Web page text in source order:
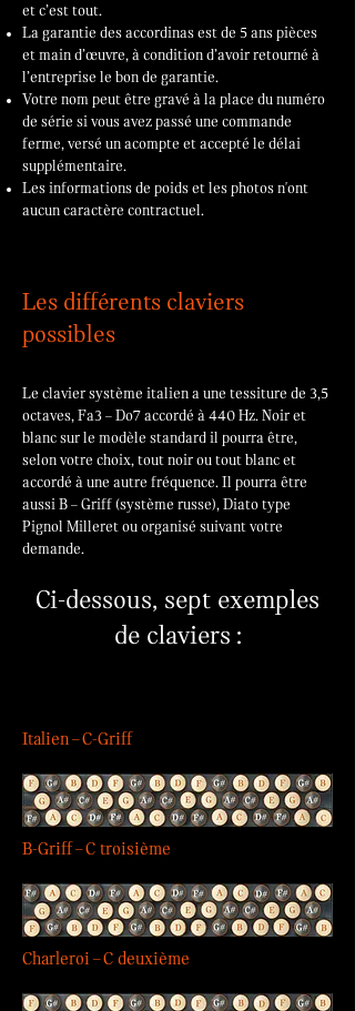
et c’est tout.
La garantie des accordinas est de 5 ans pièces
et main d’œuvre, à condition d’avoir retourné à
l’entreprise le bon de garantie.
Votre nom peut être gravé à la place du numéro
de série si vous avez passé une commande
ferme, versé un acompte et accepté le délai
supplémentaire.
Les informations de poids et les photos n'ont
aucun caractère contractuel.
Les différents claviers
possibles
Le clavier système italien a une tessiture de 3,5
octaves, Fa3 – Do7 accordé à 440 Hz. Noir et
blanc sur le modèle standard il pourra être,
selon votre choix, tout noir ou tout blanc et
accordé à une autre fréquence. Il pourra être
aussi B – Griff (système russe), Diato type
Pignol Milleret ou organisé suivant votre
demande.
Ci-dessous, sept exemples
de claviers :
Italien – C-Griff
B-Griff – C troisième
Charleroi – C deuxième